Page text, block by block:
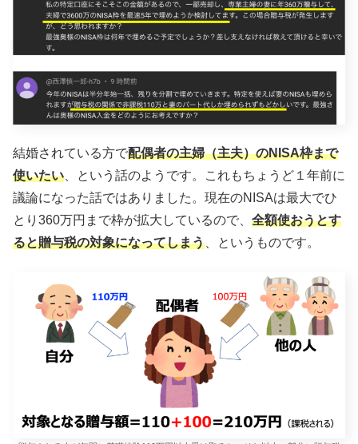
結婚されている方で配偶者の主婦（主夫）のNISA枠まで
使いたい 、という話のようです。これもちょうど１年前に
議論になった話ではありました。現在のNISAは最大でひ
とり360万円まで枠が拡大しているので、 全額使おうとす
ると贈与税の対象になってしまう 、というものです。